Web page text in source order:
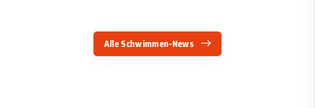
Alle Schwimmen-News